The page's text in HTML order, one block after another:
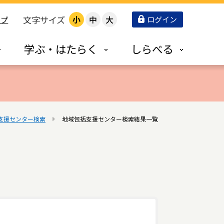
文字サイズ 小 中 大 ログイン
学ぶ・はたらく しらべる
援センター検索 地域包括支援センター検索結果一覧